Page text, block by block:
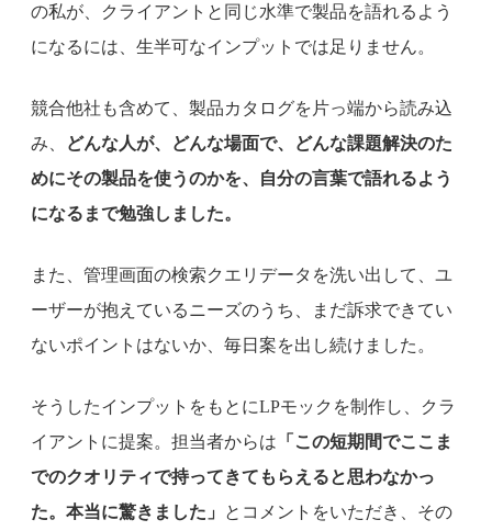
の私が、クライアントと同じ水準で製品を語れるよう
になるには、生半可なインプットでは足りません。
競合他社も含めて、製品カタログを片っ端から読み込
み、
どんな人が、どんな場面で、どんな課題解決のた
めにその製品を使うのかを、自分の言葉で語れるよう
になるまで勉強しました。
また、管理画面の検索クエリデータを洗い出して、ユ
ーザーが抱えているニーズのうち、まだ訴求できてい
ないポイントはないか、毎日案を出し続けました。
そうしたインプットをもとにLPモックを制作し、クラ
イアントに提案。担当者からは 「この短期間でここま
でのクオリティで持ってきてもらえると思わなかっ
た。本当に驚きました」
とコメントをいただき、その